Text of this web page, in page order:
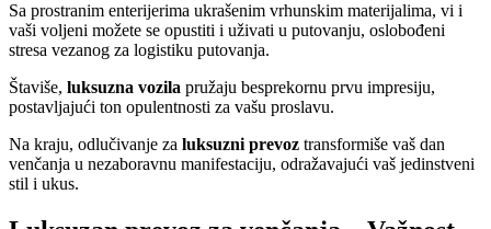
Sa prostranim enterijerima ukrašenim vrhunskim materijalima, vi i
vaši voljeni možete se opustiti i uživati u putovanju, oslobođeni
stresa vezanog za logistiku putovanja.
Štaviše, luksuzna vozila pružaju besprekornu prvu impresiju,
postavljajući ton opulentnosti za vašu proslavu.
Na kraju, odlučivanje za luksuzni prevoz transformiše vaš dan
venčanja u nezaboravnu manifestaciju, odražavajući vaš jedinstveni
stil i ukus.